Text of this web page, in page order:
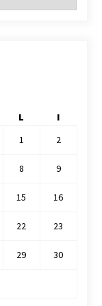
L
I
1
2
8 9
15 16
22 23
29 30